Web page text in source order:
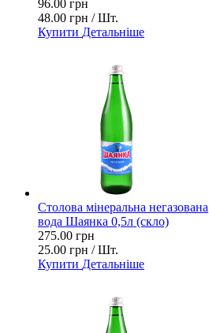
96.00 грн
48.00 грн / Шт.
Купити Детальніше
Столова мінеральна негазована
вода Шаянка 0,5л (скло)
275.00 грн
25.00 грн / Шт.
Купити Детальніше